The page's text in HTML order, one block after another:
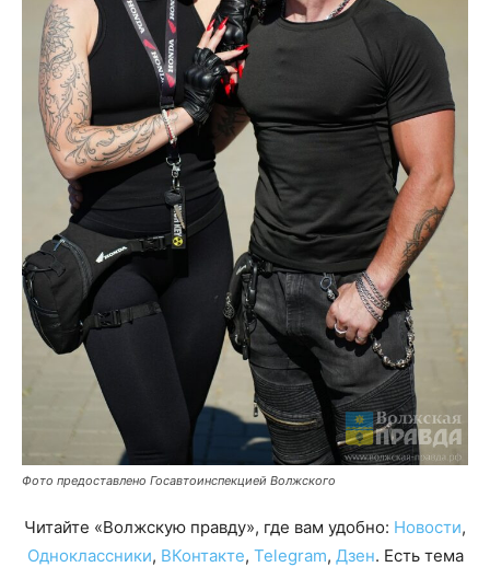
Фото предоставлено Госавтоинспекцией Волжского
Читайте «Волжскую правду», где вам удобно: Новости,
Одноклассники, ВКонтакте, Telegram, Дзен. Есть тема